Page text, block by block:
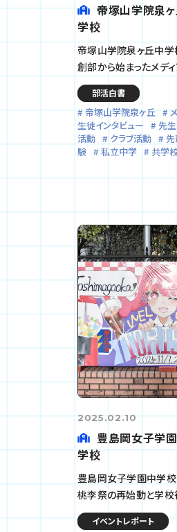
帝塚山学院泉
学校
帝塚山学院泉ヶ丘中学
創部から始まったメデ
部活白書
帝塚山学院泉ヶ丘
生徒インタビュー
先
活動
クラブ活動
験
私立中学 共学
2025.02.10
豊島岡女子学
学校
豊島岡女子学園中学校
桃李祭の再始動と学
イベントレポート